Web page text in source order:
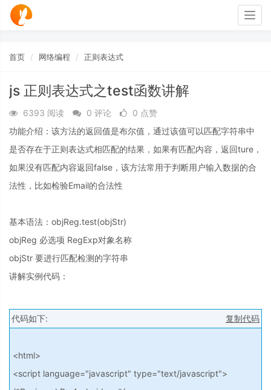
首页 网络编程 正则表达式
js 正则表达式之test函数讲解
6393 阅读 0 评论
0 点赞
功能介绍：该方法的返回值是布尔值，通过该值可以匹配字符串中
是否存在于正则表达式相匹配的结果，如果有匹配内容，返回ture，
如果没有匹配内容返回false，该方法常用于判断用户输入数据的合
法性，比如检验Email的合法性
基本语法：objReg.test(objStr)
objReg 必选项 RegExp对象名称
objStr 要进行匹配检测的字符串
讲解实例代码：
复制代码
代码如下:
<html>
<script language="javascript" type="text/javascript">